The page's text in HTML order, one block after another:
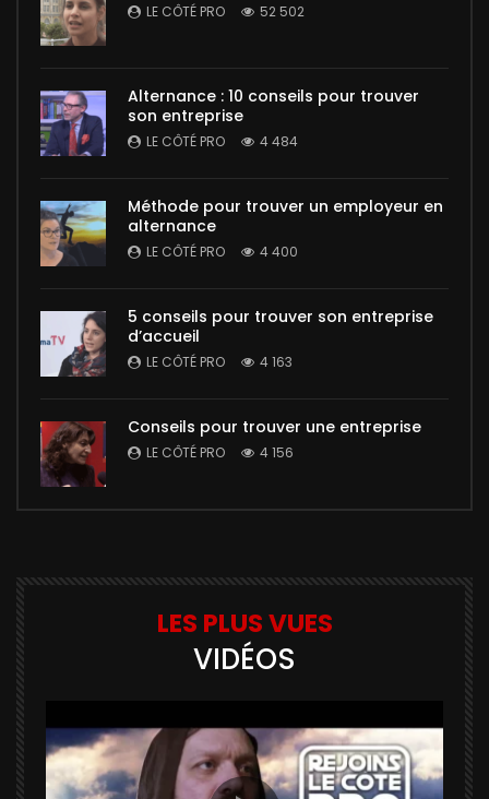
LE CÔTÉ PRO 52 502
Alternance : 10 conseils pour trouver
son entreprise
LE CÔTÉ PRO 4 484
Méthode pour trouver un employeur en
alternance
LE CÔTÉ PRO 4 400
5 conseils pour trouver son entreprise
d’accueil
LE CÔTÉ PRO 4 163
Conseils pour trouver une entreprise
LE CÔTÉ PRO 4 156
LES PLUS VUES
VIDÉOS